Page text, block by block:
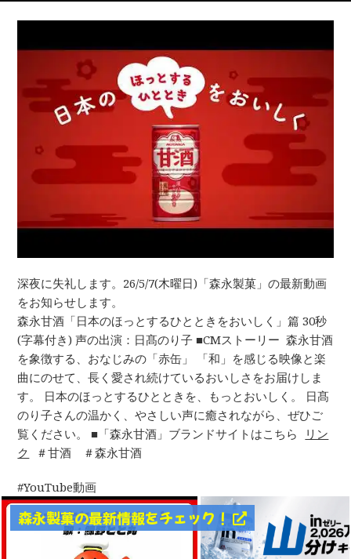
深夜に失礼します。26/5/7(木曜日)「森永製菓」の最新動画
をお知らせします。
森永甘酒「日本のほっとするひとときをおいしく」篇 30秒
(字幕付き) 声の出演：日髙のり子 ■CMストーリー 森永甘酒
を象徴する、おなじみの「赤缶」 「和」を感じる映像と楽
曲にのせて、長く愛され続けているおいしさをお届けしま
す。 日本のほっとするひとときを、もっとおいしく。 日髙
のり子さんの温かく、やさしい声に癒されながら、ぜひご
覧ください。 ■「森永甘酒」ブランドサイトはこちら
リン
ク
＃甘酒 ＃森永甘酒
YouTube動画
森永製菓の最新情報をチェック！